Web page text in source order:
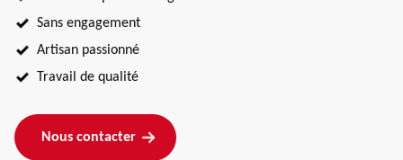
Sans engagement
Artisan passionné
Travail de qualité
Nous contacter